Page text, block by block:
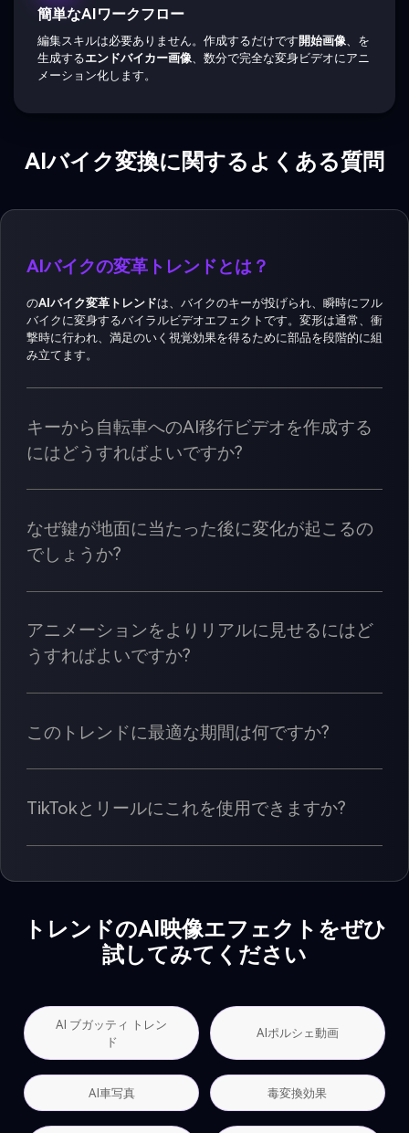
簡単なAIワークフロー
編集スキルは必要ありません。作成するだけです開始画像 、を
生成するエンドバイカー画像 、数分で完全な変身ビデオにアニ
メーション化します。
AIバイク変換に関するよくある質問
AIバイクの変革トレンドとは？
のAIバイク変革トレンドは、バイクのキーが投げられ、瞬時にフル
バイクに変身するバイラルビデオエフェクトです。変形は通常、衝
撃時に行われ、満足のいく視覚効果を得るために部品を段階的に組
み立てます。
キーから自転車へのAI移行ビデオを作成する
にはどうすればよいですか?
なぜ鍵が地面に当たった後に変化が起こるの
でしょうか?
アニメーションをよりリアルに見せるにはど
うすればよいですか?
このトレンドに最適な期間は何ですか?
TikTokとリールにこれを使用できますか?
トレンドのAI映像エフェクトをぜひ
試してみてください
AI ブガッティ トレン
ド
AIポルシェ動画
AI車写真 毒変換効果